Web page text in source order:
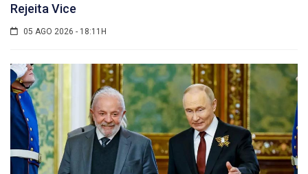
Rejeita Vice
05 AGO 2026 - 18:11H